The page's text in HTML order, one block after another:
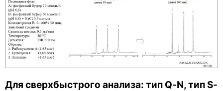
Для сверхбыстрого анализа: тип Q-N, тип S-